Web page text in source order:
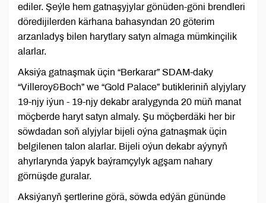
ediler. Şeýle hem gatnaşyjylar gönüden-göni brendleri
döredijilerden kärhana bahasyndan 20 göterim
arzanladyş bilen harytlary satyn almaga mümkinçilik
alarlar.
Aksiýa gatnaşmak üçin “Berkarar” SDAM-daky
“Villeroy&Boch” we “Gold Palace” butikleriniň alyjylary
19-njy iýun - 19-njy dekabr aralygynda 20 müň manat
möçberde haryt satyn almaly. Şu möçberdäki her bir
söwdadan soň alyjylar bijeli oýna gatnaşmak üçin
belgilenen talon alarlar. Bijeli oýun dekabr aýynyň
ahyrlarynda ýapyk baýramçylyk agşam nahary
görnüşde guralar.
Aksiýanyň şertlerine görä, söwda edýän gününde